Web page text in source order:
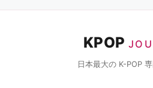
KPOP
日本最大の K-POP